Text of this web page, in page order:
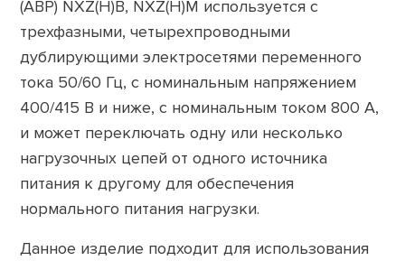
(АВР) NXZ(H)B, NXZ(H)M используется с
трехфазными, четырехпроводными
дублирующими электросетями переменного
тока 50/60 Гц, с номинальным напряжением
400/415 В и ниже, с номинальным током 800 А,
и может переключать одну или несколько
нагрузочных цепей от одного источника
питания к другому для обеспечения
нормального питания нагрузки.
Данное изделие подходит для использования